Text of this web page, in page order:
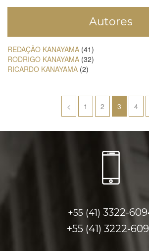
Autores
REDAÇÃO KANAYAMA (41)
RODRIGO KANAYAMA (32)
RICARDO KANAYAMA (2)
Paginação
de
< 1 2 3 4
+55 (41) 3322-
+55 (41) 3222-